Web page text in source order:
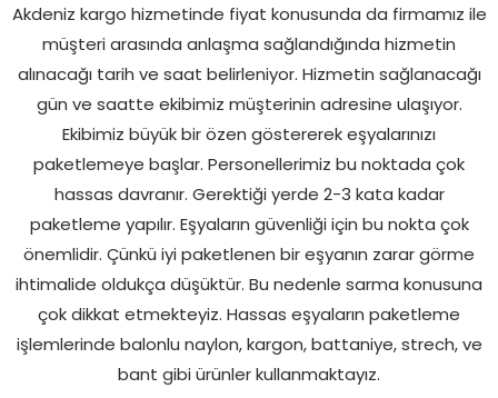
Akdeniz kargo hizmetinde fiyat konusunda da firmamız ile
müşteri arasında anlaşma sağlandığında hizmetin
alınacağı tarih ve saat belirleniyor. Hizmetin sağlanacağı
gün ve saatte ekibimiz müşterinin adresine ulaşıyor.
Ekibimiz büyük bir özen göstererek eşyalarınızı
paketlemeye başlar. Personellerimiz bu noktada çok
hassas davranır. Gerektiği yerde 2-3 kata kadar
paketleme yapılır. Eşyaların güvenliği için bu nokta çok
önemlidir. Çünkü iyi paketlenen bir eşyanın zarar görme
ihtimalide oldukça düşüktür. Bu nedenle sarma konusuna
çok dikkat etmekteyiz. Hassas eşyaların paketleme
işlemlerinde balonlu naylon, kargon, battaniye, strech, ve
bant gibi ürünler kullanmaktayız.